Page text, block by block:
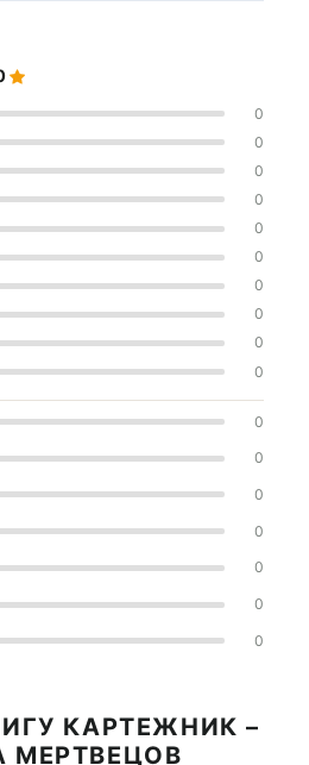
0
0
0
0
0
0
0
0
0
0
0
0
0
0
0
0
0
КАРТЕЖНИК –
МЕРТВЕЦОВ